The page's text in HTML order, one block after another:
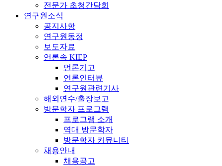
전문가 초청간담회
연구원소식
공지사항
연구원동정
보도자료
언론속 KIEP
언론기고
언론인터뷰
연구원관련기사
해외연수/출장보고
방문학자 프로그램
프로그램 소개
역대 방문학자
방문학자 커뮤니티
채용안내
채용공고